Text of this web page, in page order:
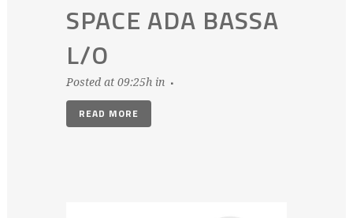
SPACE ADA BASSA
L/O
Posted at 09:25h in
READ MORE